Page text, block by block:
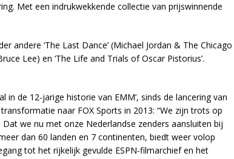
Met een indrukwekkende collectie van prijswinnende
andere ‘The Last Dance’ (Michael Jordan & The Chicago
Lee) en ‘The Life and Trials of Oscar Pistorius’.
in de 12-jarige historie van EMM’, sinds de lancering van
naar FOX Sports in 2013: “We zijn trots op
we nu met onze Nederlandse zenders aansluiten bij
dan 60 landen en 7 continenten, biedt weer volop
tot het rijkelijk gevulde ESPN-filmarchief en het